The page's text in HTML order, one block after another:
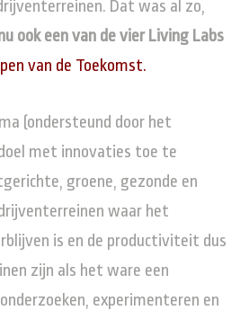
Dat was al zo,
ook een van de vier Living Labs
van de Toekomst.
(ondersteund door het
met innovaties toe te
groene, gezonde en
waar het
is en de productiviteit dus
zijn als het ware een
experimenteren en